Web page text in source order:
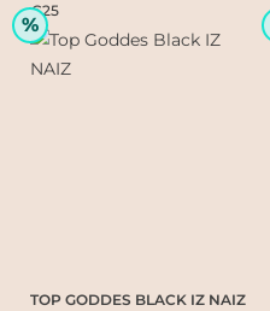
€25
%
TOP GODDES BLACK IZ NAIZ